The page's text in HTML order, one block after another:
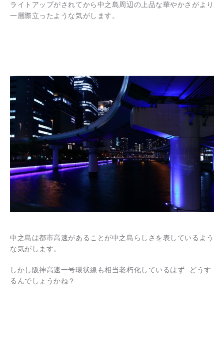
ライトアップがされてから中之島周辺の上品な華やかさがより
一層際立ったような気がします。
中之島は都市高速があることが中之島らしさを表しているよう
な気がします。
しかし阪神高速一号環状線も相当老朽化しているはず…どうす
るんでしょうかね？